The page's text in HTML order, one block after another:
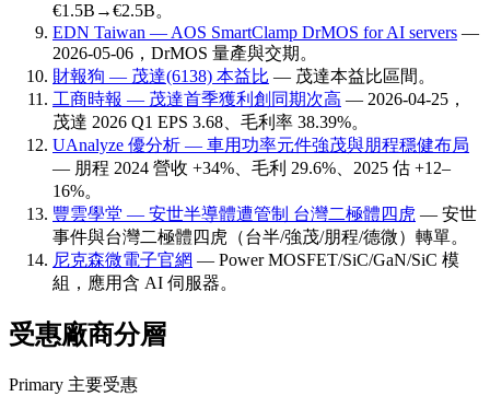
€1.5B→€2.5B。
EDN Taiwan — AOS SmartClamp DrMOS for AI servers —
2026-05-06，DrMOS 量產與交期。
財報狗 — 茂達(6138) 本益比 — 茂達本益比區間。
工商時報 — 茂達首季獲利創同期次高 — 2026-04-25，
茂達 2026 Q1 EPS 3.68、毛利率 38.39%。
UAnalyze 優分析 — 車用功率元件強茂與朋程穩健布局
— 朋程 2024 營收 +34%、毛利 29.6%、2025 估 +12–
16%。
豐雲學堂 — 安世半導體遭管制 台灣二極體四虎 — 安世
事件與台灣二極體四虎（台半/強茂/朋程/德微）轉單。
尼克森微電子官網 — Power MOSFET/SiC/GaN/SiC 模
組，應用含 AI 伺服器。
受惠廠商分層
Primary 主要受惠